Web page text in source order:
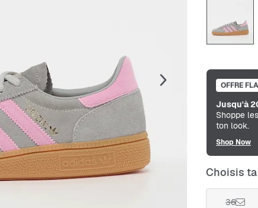
OFFRE
Jusqu'à
Shoppe
ton look.
Shop Now
Choisis
36